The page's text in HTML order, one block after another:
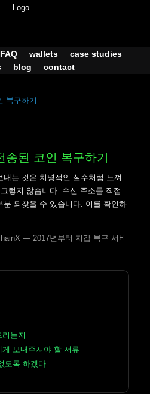
FAQ wallets
case studies
blog contact
복구하기
송된 코인 복구하기
는 것은 치명적인 실수처럼 느껴
렇지 않습니다. 수신 주소를 직접
분 되찾을 수 있습니다. 이를 확인하
— 2017년부터 지갑 복구 서비
는지
보내주셔야 할 서류
도록 하겠다